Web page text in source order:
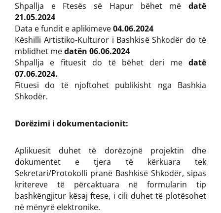
Shpallja e Ftesës së Hapur bëhet më datë
21.05.2024
Data e fundit e aplikimeve04.06.2024
Këshilli Artistiko-Kulturor i Bashkisë Shkodër do të
mblidhet medatën 06.06.2024
Shpallja e fituesit do të bëhet deri me datë
07.06.2024.
Fituesi do të njoftohet publikisht nga Bashkia
Shkodër.
Dorëzimi i dokumentacionit:
Aplikuesit duhet të dorëzojnë projektin dhe
dokumentet e tjera të kërkuara tek
Sekretari/Protokolli pranë Bashkisë Shkodër, sipas
kritereve të përcaktuara në formularin tip
bashkëngjitur kësaj ftese, i cili duhet të plotësohet
në mënyrë elektronike.